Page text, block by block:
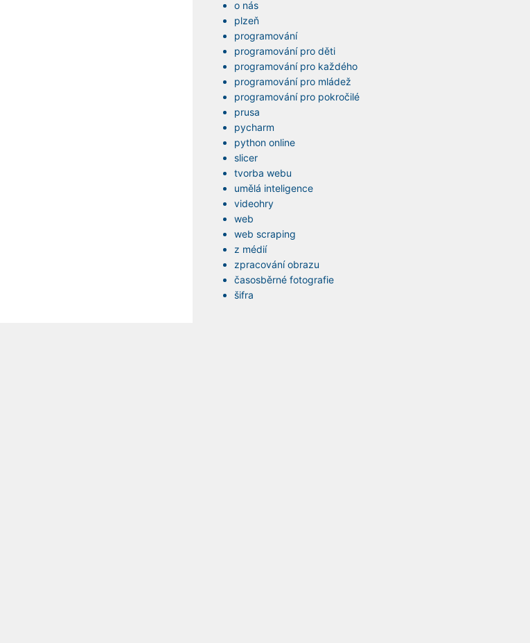
o nás
plzeň
programování
programování pro děti
programování pro každého
programování pro mládež
programování pro pokročilé
prusa
pycharm
python online
slicer
tvorba webu
umělá inteligence
videohry
web
web scraping
z médií
zpracování obrazu
časosběrné fotografie
šifra